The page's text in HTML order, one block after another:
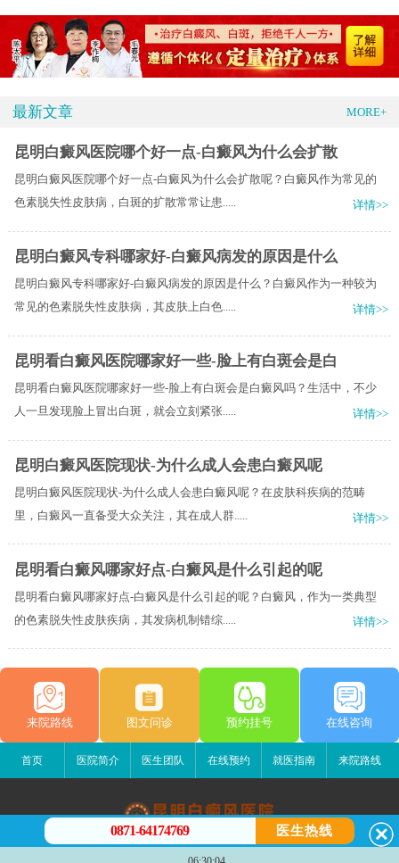
最新文章 MORE+
昆明白癜风医院哪个好一点-白癜风为什么会扩散
昆明白癜风医院哪个好一点-白癜风为什么会扩散呢？白癜风作为常见的
色素脱失性皮肤病，白斑的扩散常常让患.....
详情>>
昆明白癜风专科哪家好-白癜风病发的原因是什么
昆明白癜风专科哪家好-白癜风病发的原因是什么？白癜风作为一种较为
常见的色素脱失性皮肤病，其皮肤上白色.....
详情>>
昆明看白癜风医院哪家好一些-脸上有白斑会是白
昆明看白癜风医院哪家好一些-脸上有白斑会是白癜风吗？生活中，不少
人一旦发现脸上冒出白斑，就会立刻紧张.....
详情>>
昆明白癜风医院现状-为什么成人会患白癜风呢
昆明白癜风医院现状-为什么成人会患白癜风呢？在皮肤科疾病的范畴
里，白癜风一直备受大众关注，其在成人群.....
详情>>
昆明看白癜风哪家好点-白癜风是什么引起的呢
昆明看白癜风哪家好点-白癜风是什么引起的呢？白癜风，作为一类典型
的色素脱失性皮肤疾病，其发病机制错综.....
详情>>
来院路线 图文问诊 预约挂号 在线咨询
首页 医院简介 医生团队 在线预约 就医指南 来院路线
昆明白癜风医院
0871-64174769 医生热线